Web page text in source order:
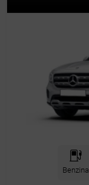
Benzina